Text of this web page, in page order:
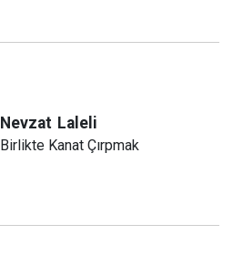
Nevzat Laleli
Birlikte Kanat Çırpmak